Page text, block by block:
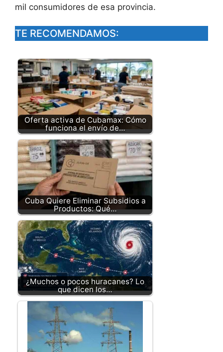
mil consumidores de esa provincia.
TE RECOMENDAMOS:
Oferta activa de Cubamax: Cómo
funciona el envío de…
Cuba Quiere Eliminar Subsidios a
Productos: Qué…
¿Muchos o pocos huracanes? Lo
que dicen los…